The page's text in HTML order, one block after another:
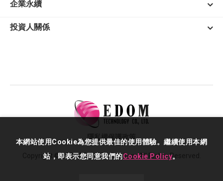
企業永續
投資人關係
Copyright © 2026 EDOM Technology. All Rights Reserved.
隱私權保護政策
本網站使用Cookie為您提供最佳的使用體驗。繼續使用本網
站，即表示您同意我們的Cookie Policy。